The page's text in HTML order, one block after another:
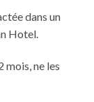
dans un
Hotel.
mois, ne les